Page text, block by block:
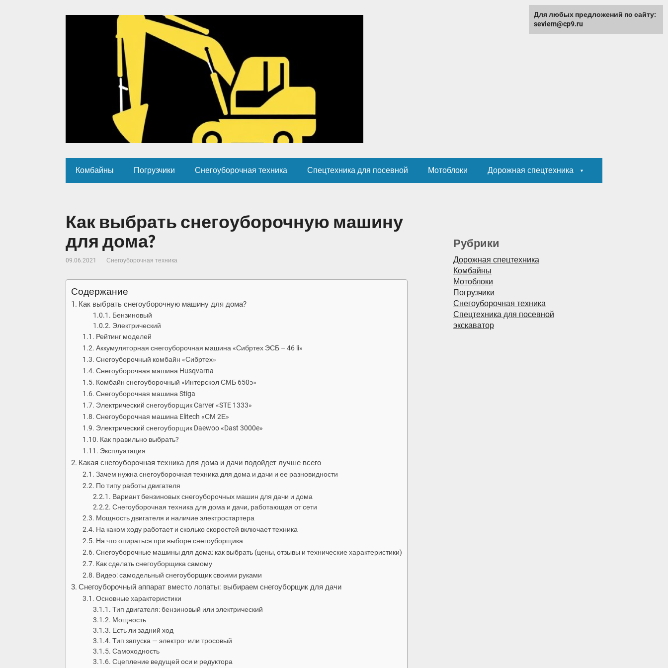
Комбайны Погрузчики Снегоуборочная техника Спецтехника для посевной Мотоблоки Дорожная спецтехника
Как выбрать снегоуборочную машину
для дома?
09.06.2021 Снегоуборочная техника
Содержание
Как выбрать снегоуборочную машину для дома?
Бензиновый
Электрический
Рейтинг моделей
Аккумуляторная снегоуборочная машина «Сибртех ЭСБ – 46 li»
Снегоуборочный комбайн «Сибртех»
Снегоуборочная машина Husqvarna
Комбайн снегоуборочный «Интерскол СМБ 650э»
Снегоуборочная машина Stiga
Электрический снегоуборщик Carver «STE 1333»
Снегоуборочная машина Elitech «СМ 2Е»
Электрический снегоуборщик Daewoo «Dast 3000e»
Как правильно выбрать?
Эксплуатация
Какая снегоуборочная техника для дома и дачи подойдет лучше всего
Зачем нужна снегоуборочная техника для дома и дачи и ее разновидности
По типу работы двигателя
Вариант бензиновых снегоуборочных машин для дачи и дома
Снегоуборочная техника для дома и дачи, работающая от сети
Мощность двигателя и наличие электростартера
На каком ходу работает и сколько скоростей включает техника
На что опираться при выборе снегоуборщика
Снегоуборочные машины для дома: как выбрать (цены, отзывы и технические характеристики)
Как сделать снегоуборщика самому
Видео: самодельный снегоуборщик своими руками
Снегоуборочный аппарат вместо лопаты: выбираем снегоуборщик для дачи
Основные характеристики
Тип двигателя: бензиновый или электрический
Мощность
Есть ли задний ход
Тип запуска — электро- или тросовый
Самоходность
Сцепление ведущей оси и редуктора
Рубрики
Дорожная спецтехника
Комбайны
Мотоблоки
Погрузчики
Снегоуборочная техника
Спецтехника для посевной
экскаватор
Для любых предложений по сайту:
seviem@cp9.ru